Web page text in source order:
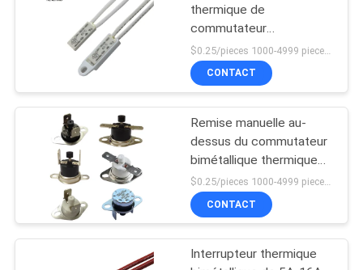
protecteur de
courant ascendant
de 17h du matin
interrupteur de
thermique de
commutateur
bimétallique de la
température du boîtier
en plastique 250V 2A
CONTACT
Remise manuelle au-
dessus du commutateur
bimétallique thermique
250v 16a 50-180c de
thermostat de la chaleur
$0.25/pieces 1000-4999 pieces MOQ:1000 morceaux
CONTACT
Interrupteur thermique